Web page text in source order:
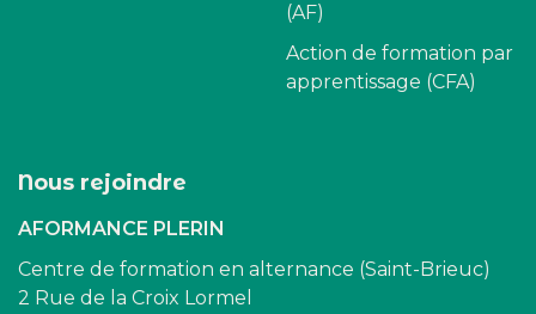
(AF)
Action de formation par
apprentissage (CFA)
Nous rejoindre
AFORMANCE PLERIN
Centre de formation en alternance (Saint-Brieuc)
2 Rue de la Croix Lormel